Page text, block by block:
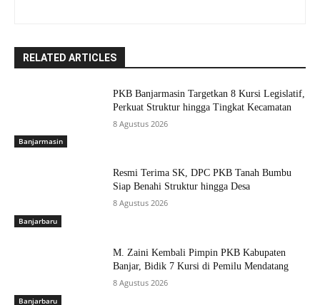
RELATED ARTICLES
Banjarmasin
PKB Banjarmasin Targetkan 8 Kursi Legislatif,
Perkuat Struktur hingga Tingkat Kecamatan
8 Agustus 2026
Banjarbaru
Resmi Terima SK, DPC PKB Tanah Bumbu
Siap Benahi Struktur hingga Desa
8 Agustus 2026
Banjarbaru
M. Zaini Kembali Pimpin PKB Kabupaten
Banjar, Bidik 7 Kursi di Pemilu Mendatang
8 Agustus 2026